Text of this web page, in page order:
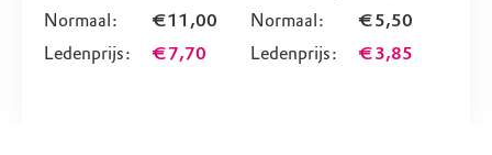
Normaal:
€ 11,00
Ledenprijs:
€ 7,70
Normaal:
€ 5,50
Ledenprijs:
€ 3,85